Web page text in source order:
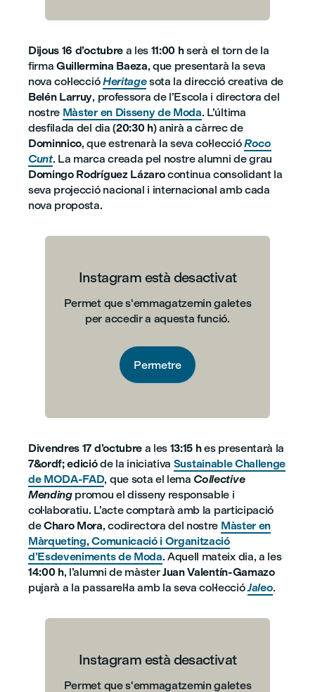
Dijous 16 d’octubrea les 11:00 hserà el torn de la
firmaGuillermina Baeza, que presentarà la seva
nova col·leccióHeritagesota la direcció creativa de
Belén Larruy, professora de l’Escola i directora del
nostre Màster en Disseny de Moda. L’última
desfilada del dia (20:30 h) anirà a càrrec de
Dominnico, que estrenarà la seva col·leccióRoco
Cunt. La marca creada pel nostre alumni de grau
Domingo Rodríguez Lázarocontinua consolidant la
seva projecció nacional i internacional amb cada
nova proposta.
Instagram està desactivat
Permet que s'emmagatzemin galetes
per accedir a aquesta funció.
Permetre
Divendres 17 d’octubrea les 13:15 hes presentarà la
7&ordf; edicióde la iniciativa Sustainable Challenge
de MODA-FAD, que sota el lema Collective
Mendingpromou el disseny responsable i
col·laboratiu. L’acte comptarà amb la participació
deCharo Mora, codirectora del nostre Màster en
Màrqueting, Comunicació i Organització
d’Esdeveniments de Moda. Aquell mateix dia, a les
14:00 h, l’alumni de màsterJuan Valentín-Gamazo
pujarà a la passarel·la amb la seva col·leccióJaleo.
Instagram està desactivat
Permet que s'emmagatzemin galetes